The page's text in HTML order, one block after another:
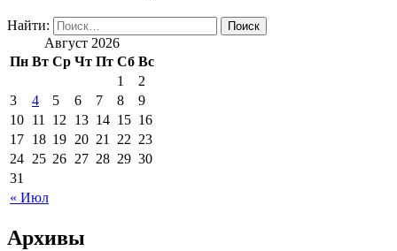
Найти:
Август 2026
Пн Вт Ср Чт Пт Сб Вс
« Июл
1
2
3
4 5 6 7 8
9
10 11 12 13 14 15 16
17 18 19 20 21 22 23
24 25 26 27 28 29 30
31
Архивы